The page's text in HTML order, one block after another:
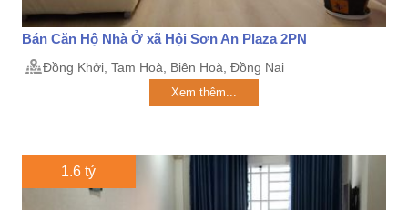
Bán Căn Hộ Nhà Ở xã Hội Sơn An Plaza 2PN
Đồng Khởi, Tam Hoà, Biên Hoà, Đồng Nai
Xem thêm...
1.6 tỷ